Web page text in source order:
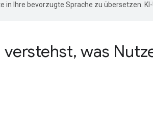
in Ihre bevorzugte Sprache zu übersetzen.
verstehst, was